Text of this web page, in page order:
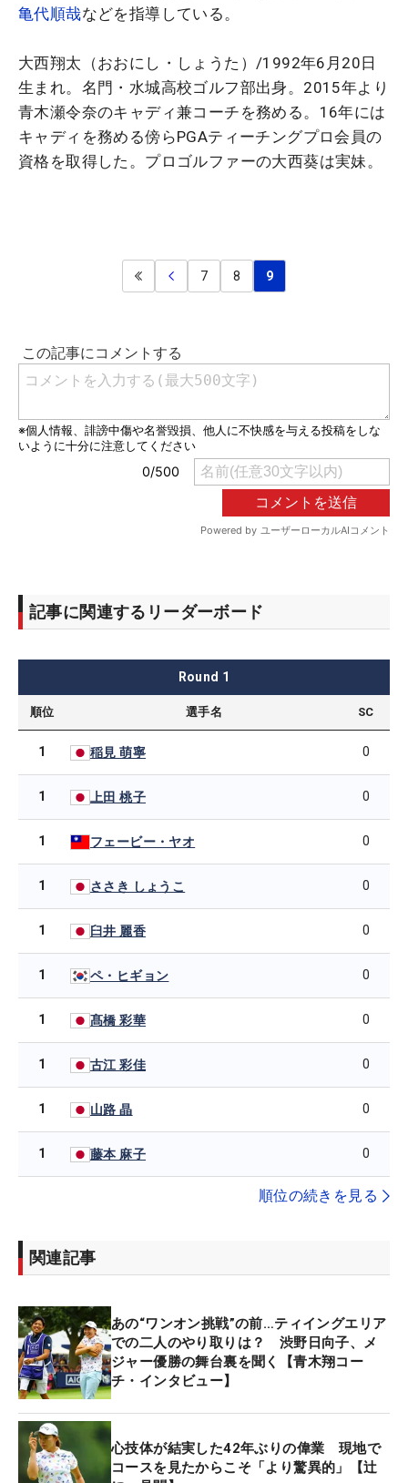
亀代順哉などを指導している。
大西翔太（おおにし・しょうた）/1992年6月20日
生まれ。名門・水城高校ゴルフ部出身。2015年より
青木瀬令奈のキャディ兼コーチを務める。16年には
キャディを務める傍らPGAティーチングプロ会員の
資格を取得した。プロゴルファーの大西葵は実妹。
7 8 9
記事に関連するリーダーボード
Round 1
順位 選手名 SC
1 稲見 萌寧 0
1 上田 桃子 0
1 フェービー・ヤオ 0
1 ささき しょうこ 0
1 臼井 麗香 0
1 ペ・ヒギョン 0
1 髙橋 彩華 0
1 古江 彩佳 0
1 山路 晶 0
1 藤本 麻子 0
順位の続きを見る
関連記事
あの“ワンオン挑戦”の前…ティイングエリア
での二人のやり取りは？ 渋野日向子、メ
ジャー優勝の舞台裏を聞く【青木翔コー
チ・インタビュー】
心技体が結実した42年ぶりの偉業 現地で
コースを見たからこそ「より驚異的」【辻